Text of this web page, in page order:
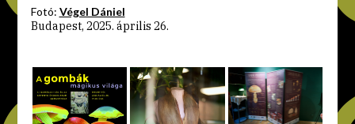
Fotó: Végel Dániel
Budapest, 2025. április 26.